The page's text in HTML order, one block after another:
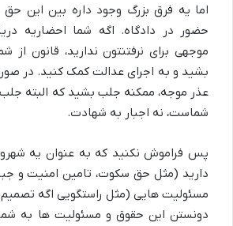
اما یه فرق بزرگ وجود داره بین این
حضور در دادگاه. اگه شما احضاریه
موجهی برای نرفتنتون ندارید، قانون از
بشید و به اجرای عدالت کمک کنید. در
عذر موجه، ممکنه جلب بشید که البته
شماست، نه اجبار به شهادت.
پس فراموش نکنید که به عنوان یه
دارید (مثل حق سکوت، تامین امنیت و
مسئولیت هایی (مثل راستگویی اگه
دونستن این حقوق و مسئولیت ها به